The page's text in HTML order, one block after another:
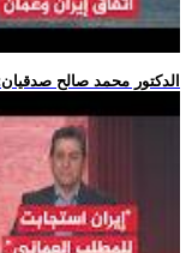
.. الدكتور محمد صالح